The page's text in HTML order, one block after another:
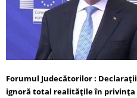
Forumul Judecătorilor :
ignoră total realitățile în privința